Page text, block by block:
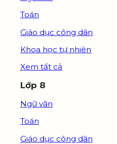
Toán
Giáo dục công dân
Khoa học tự nhiên
Xem tất cả
Lớp 8
Ngữ văn
Toán
Giáo dục công dân